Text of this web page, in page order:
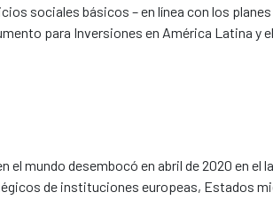
sociales básicos – en línea con los
para Inversiones en América Latina y
mundo desembocó en abril de 2020 en el
de instituciones europeas, Estados